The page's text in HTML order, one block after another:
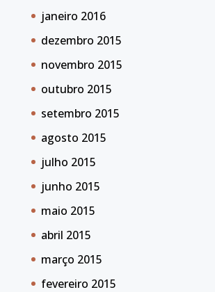
janeiro 2016
dezembro 2015
novembro 2015
outubro 2015
setembro 2015
agosto 2015
julho 2015
junho 2015
maio 2015
abril 2015
março 2015
fevereiro 2015